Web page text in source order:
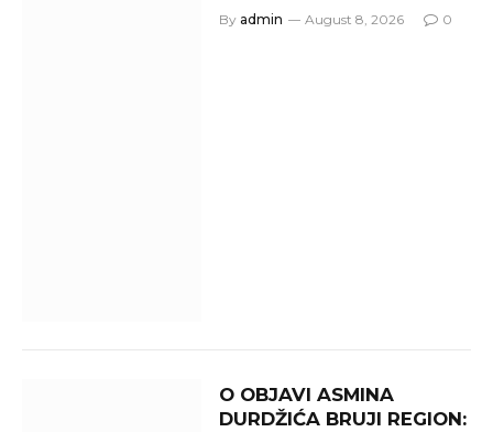
By admin August 8, 2026 0
O OBJAVI ASMINA
DURDŽIĆA BRUJI REGION: